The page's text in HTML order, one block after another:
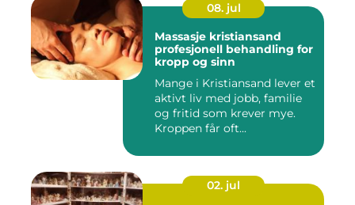
08. jul
Massasje kristiansand
profesjonell behandling for
kropp og sinn
Mange i Kristiansand lever et
aktivt liv med jobb, familie
og fritid som krever mye.
Kroppen får oft...
02. jul